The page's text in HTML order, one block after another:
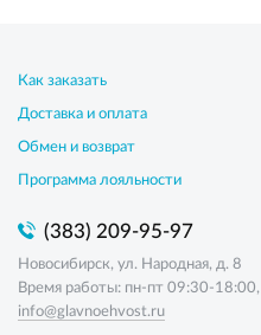
Как заказать
Доставка и оплата
Обмен и возврат
Программа лояльности
(383) 209-95-97
Новосибирск, ул. Народная, д. 8
Время работы: пн-пт 09:30-
info@glavnoehvost.ru